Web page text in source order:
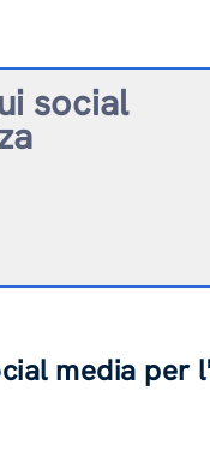
social
media per